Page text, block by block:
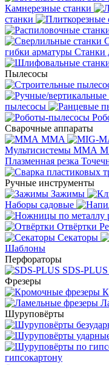
Камнерезные станки
станки
гибки арматуры Станки
Пылесосы
пылесосы
Сварочные аппараты
MMA
Мультисистемы ММА
Плазменная резка
Ручные инструменты
Зажимы
Наборы садовые
Отвёртки
Секаторы
Шаблоны
Перфораторы
SDS-PLUS
Фрезеры
Шуруповёрты
гипсокартону